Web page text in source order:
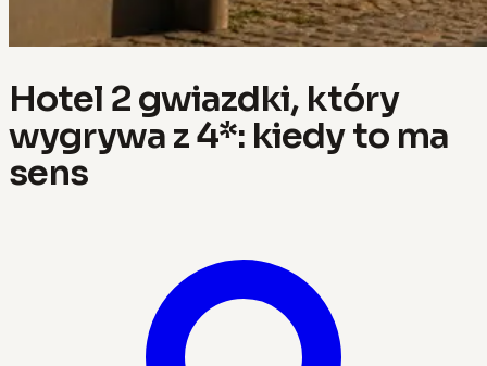
Hotel 2 gwiazdki, który
wygrywa z 4*: kiedy to ma
sens